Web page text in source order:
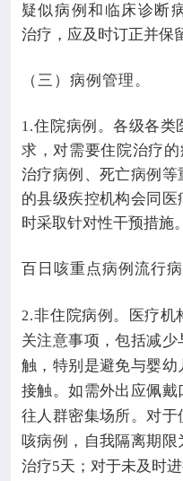
疑似病例和临床诊断
治疗，应及时订正并保
（三）病例管理。
1.住院病例。各级各类
求，对需要住院治疗
治疗病例、死亡病例
的县级疾控机构会同
时采取针对性干预措施。
百日咳重点病例流行
2.非住院病例。医疗机
关注意事项，包括减
触，特别是避免与婴
接触。如需外出应佩
往人群密集场所。对于
咳病例，自我隔离期
治疗5天；对于未及时